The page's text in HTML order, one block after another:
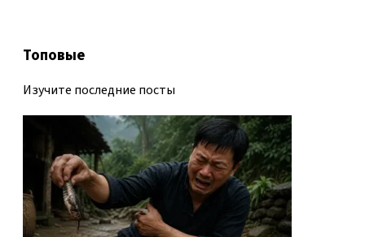
Топовые
Изучите последние посты